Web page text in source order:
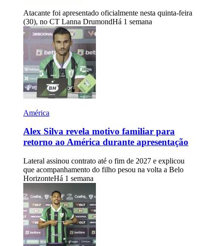
Atacante foi apresentado oficialmente nesta quinta-feira
(30), no CT Lanna DrumondHá 1 semana
América
Alex Silva revela motivo familiar para
retorno ao América durante apresentação
Lateral assinou contrato até o fim de 2027 e explicou
que acompanhamento do filho pesou na volta a Belo
HorizonteHá 1 semana